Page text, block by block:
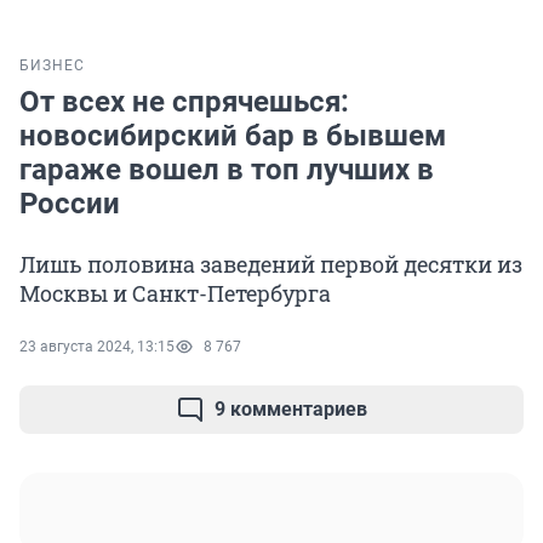
БИЗНЕС
От всех не спрячешься:
новосибирский бар в бывшем
гараже вошел в топ лучших в
России
Лишь половина заведений первой десятки из
Москвы и Санкт-Петербурга
23 августа 2024, 13:15 8 767
9 комментариев